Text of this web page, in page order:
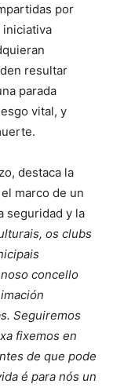
por
iniciativa
resultar
parada
vital, y
destaca la
marco de un
seguridad y la
os clubs
concello
Seguiremos
fixemos en
de que pode
é para nós un